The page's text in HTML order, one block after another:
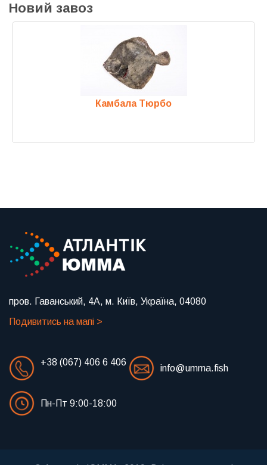
Новий завоз
Камбала Тюрбо
пров. Гаванський, 4А, м. Київ, Україна, 04080
Подивитись на мапі >
+38 (067) 406 6 406
info@umma.fish
Пн-Пт 9:00-18:00